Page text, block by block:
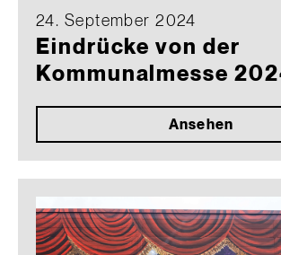
24. September 2024
Eindrücke von der
Kommunalmesse
Ansehen